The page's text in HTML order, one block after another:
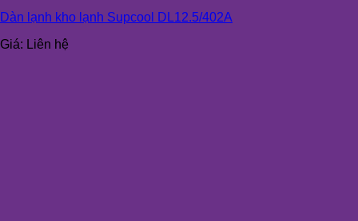
Dàn lạnh kho lạnh Supcool DL12.5/402A
Giá: Liên hệ